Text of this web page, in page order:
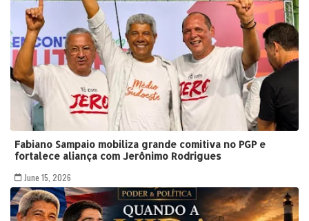
Fabiano Sampaio mobiliza grande comitiva no PGP e
fortalece aliança com Jerônimo Rodrigues
June 15, 2026